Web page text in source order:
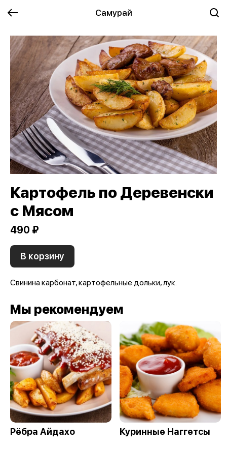
Самурай
Картофель по Деревенски
с Мясом
490 ₽
В корзину
Свинина карбонат, картофельные дольки, лук.
Мы рекомендуем
Рёбра Айдахо Куринные Наггетсы